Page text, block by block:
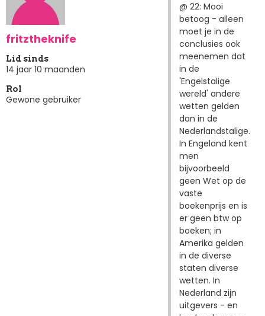
fritztheknife
Lid sinds
14 jaar 10 maanden
Rol
Gewone gebruiker
@ 22: Mooi
betoog - alleen
moet je in de
conclusies ook
meenemen dat
in de
'Engelstalige
wereld' andere
wetten gelden
dan in de
Nederlandstalige.
In Engeland kent
men
bijvoorbeeld
geen Wet op de
vaste
boekenprijs en is
er geen btw op
boeken; in
Amerika gelden
in de diverse
staten diverse
wetten. In
Nederland zijn
uitgevers - en